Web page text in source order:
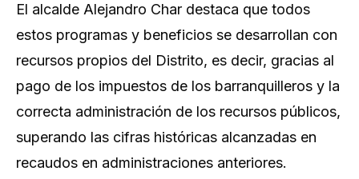
El alcalde Alejandro Char destaca que todos
estos programas y beneficios se desarrollan con
recursos propios del Distrito, es decir, gracias al
pago de los impuestos de los barranquilleros y la
correcta administración de los recursos públicos,
superando las cifras históricas alcanzadas en
recaudos en administraciones anteriores.